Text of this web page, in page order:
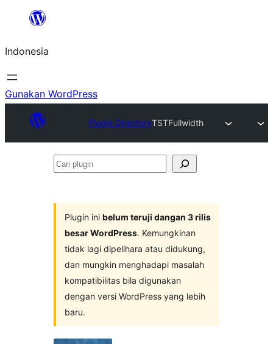
Lewati
konten
Indonesia
Gunakan WordPress
Plugin DirectoryTSTFullwidth
Cari
Plugin ini belum teruji dangan 3 rilis
besar WordPress. Kemungkinan
tidak lagi dipelihara atau didukung,
dan mungkin menghadapi masalah
kompatibilitas bila digunakan
dengan versi WordPress yang lebih
baru.